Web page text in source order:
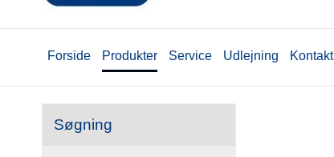
Forside Produkter Service Udlejning Kontakt
Søgning